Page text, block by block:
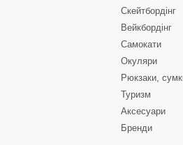
Скейтбордінг
Вейкбордінг
Самокати
Окуляри
Рюкзаки,
Туризм
Аксесуари
Бренди